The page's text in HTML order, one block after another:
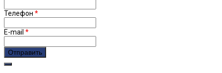
Телефон *
E-mail *